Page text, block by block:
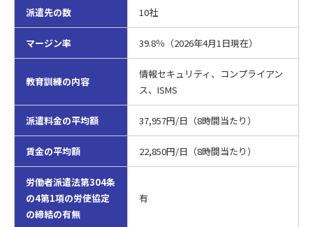
派遣先の数 10社
マージン率 39.8％（2026年4月1日現在）
教育訓練の内容
情報セキュリティ、コンプライアン
ス、ISMS
派遣料金の平均額 37,957円/日（8時間当たり）
賃金の平均額 22,850円/日（8時間当たり）
労働者派遣法第304条
の4第1項の労使協定
の締結の有無
有